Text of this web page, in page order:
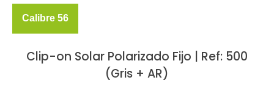
Calibre 56
Clip-on Solar Polarizado Fijo | Ref: 500
(Gris + AR)